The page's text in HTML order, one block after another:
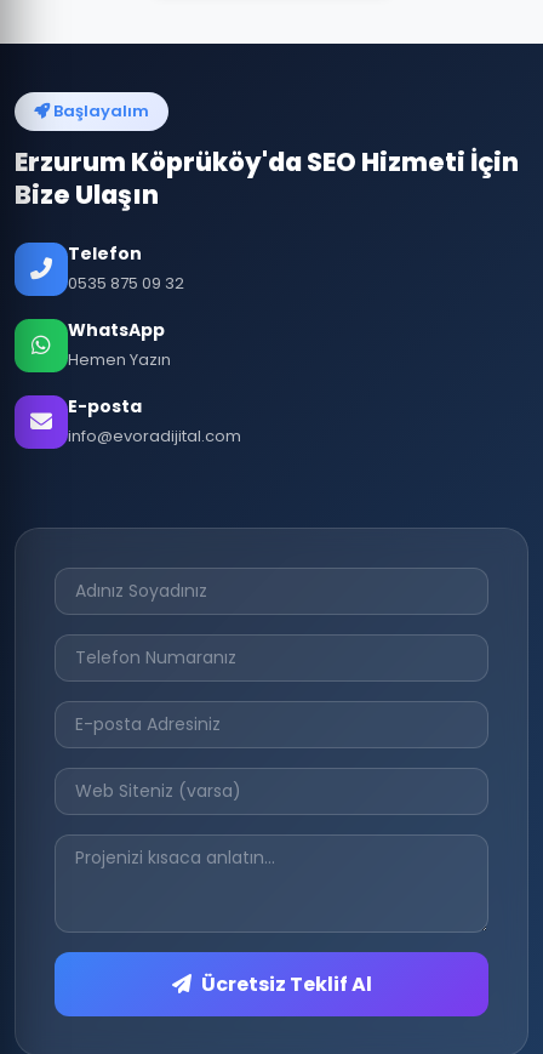
Başlayalım
Erzurum Köprüköy'da SEO Hizmeti İçin
Bize Ulaşın
Telefon
0535 875 09 32
WhatsApp
Hemen Yazın
E-posta
info@evoradijital.com
Ücretsiz Teklif Al